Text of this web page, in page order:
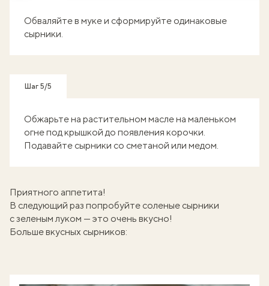
Обваляйте в муке и сформируйте одинаковые
сырники.
Шаг 5/5
Обжарьте на растительном масле на маленьком
огне под крышкой до появления корочки.
Подавайте сырники со сметаной или медом.
Приятного аппетита!
В следующий раз попробуйте соленые сырники
с зеленым луком — это очень вкусно!
Больше вкусных сырников: